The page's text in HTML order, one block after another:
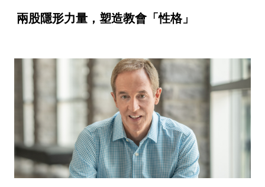
兩股隱形力量，塑造教會「性格」